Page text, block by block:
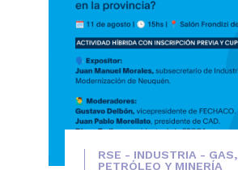
RSE - INDUSTRIA - GAS,
PETRÓLEO Y MINERÍA